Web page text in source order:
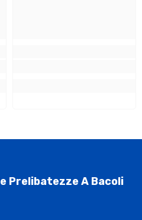
Prelibatezze A Bacoli